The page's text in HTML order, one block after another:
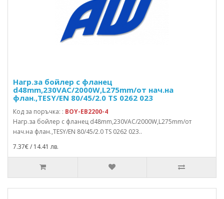
Нагр.за бойлер с фланец
d48mm,230VAC/2000W,L275mm/от нач.на
флан.,TESY/EN 80/45/2.0 TS 0262 023
Код за поръчка: : BOY-EB2200-4
Нагр.за бойлер с фланец d48mm,230VAC/2000W,L275mm/от
нач.на флан.,TESY/EN 80/45/2.0 TS 0262 023..
7.37€ / 14.41 лв.